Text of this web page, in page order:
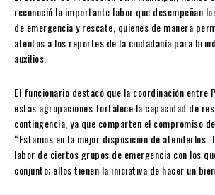
reconoció la importante labor que desempeñan
de emergencia y rescate, quienes de manera
atentos a los reportes de la ciudadanía para
auxilios.
El funcionario destacó que la coordinación entre
estas agrupaciones fortalece la capacidad de
contingencia, ya que comparten el compromiso
“Estamos en la mejor disposición de atenderlos.
labor de ciertos grupos de emergencia con los
conjunto; ellos tienen la iniciativa de hacer un